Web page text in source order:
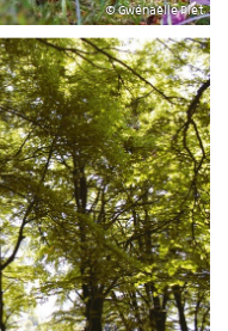
© Gwénaëlle Plet